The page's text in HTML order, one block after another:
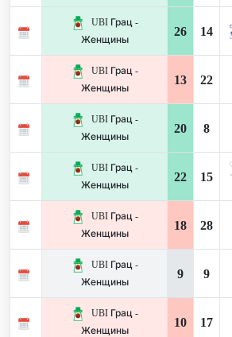
UBI Грац -
Женщины
26 14
UBI Грац -
Женщины
13 22
UBI Грац -
Женщины
20 8
UBI Грац -
Женщины
22 15
UBI Грац -
Женщины
18 28
UBI Грац -
Женщины
9 9
UBI Грац -
Женщины
10 17